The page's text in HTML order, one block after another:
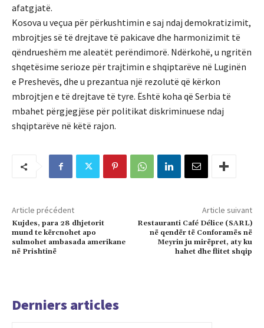
afatgjatë.
Kosova u veçua për përkushtimin e saj ndaj demokratizimit,
mbrojtjes së të drejtave të pakicave dhe harmonizimit të
qëndrueshëm me aleatët perëndimorë. Ndërkohë, u ngritën
shqetësime serioze për trajtimin e shqiptarëve në Luginën
e Preshevës, dhe u prezantua një rezolutë që kërkon
mbrojtjen e të drejtave të tyre. Është koha që Serbia të
mbahet përgjegjëse për politikat diskriminuese ndaj
shqiptarëve në këtë rajon.
Article précédent
Kujdes, para 28 dhjetorit
mund te kërcnohet apo
sulmohet ambasada amerikane
në Prishtinë
Article suivant
Restauranti Café Délice (SARL)
në qendër të Conforamës në
Meyrin ju mirëpret, aty ku
hahet dhe flitet shqip
Derniers articles